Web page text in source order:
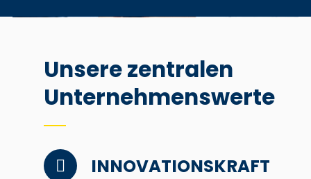
Unsere zentralen
Unternehmenswerte
INNOVATIONSKRAFT